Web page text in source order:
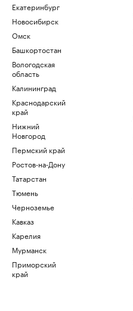
Екатеринбург
Новосибирск
Омск
Башкортостан
Вологодская
область
Калининград
Краснодарский
край
Нижний
Новгород
Пермский край
Ростов-на-Дону
Татарстан
Тюмень
Черноземье
Кавказ
Карелия
Мурманск
Приморский
край